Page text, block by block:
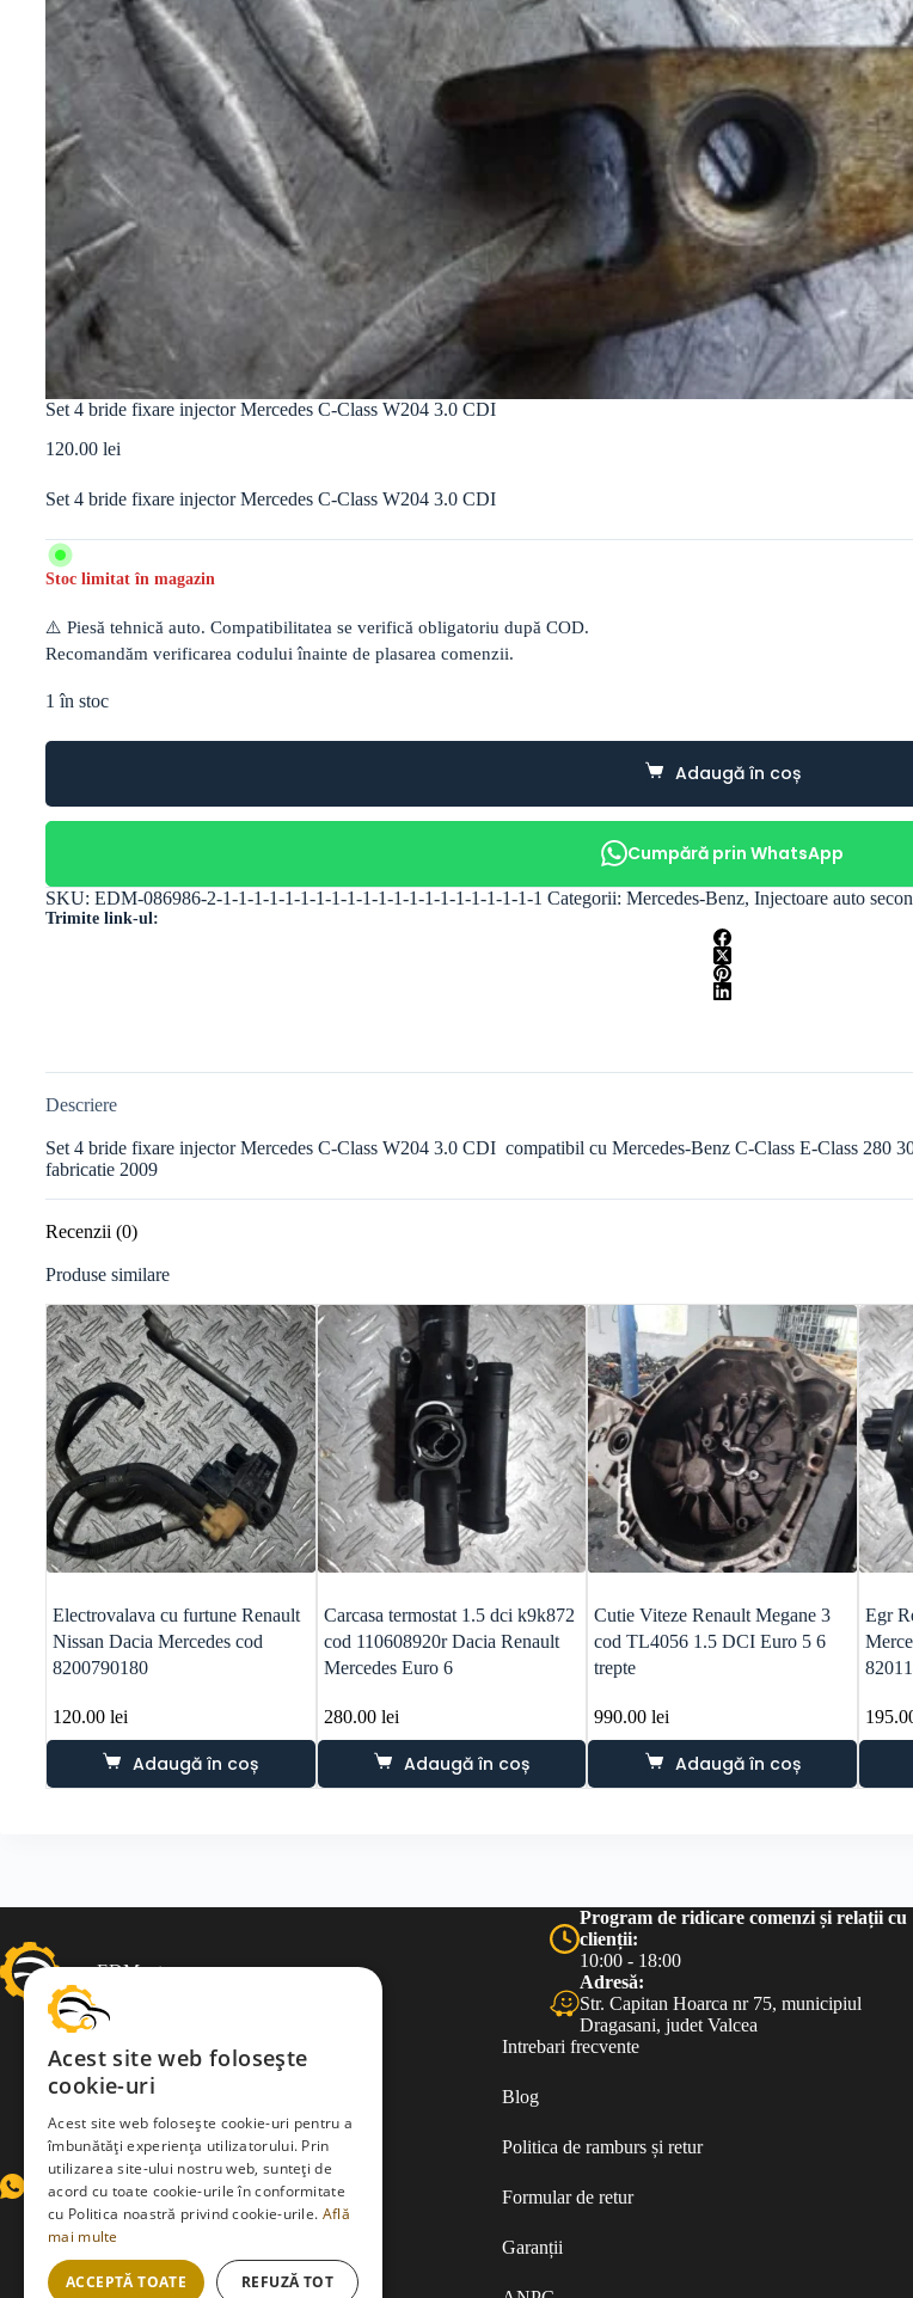
Set 4 bride fixare injector Mercedes C-Class W204 3.0 CDI
120.00 lei
Set 4 bride fixare injector Mercedes C-Class W204 3.0 CDI
Stoc limitat în magazin
⚠️ Piesă tehnică auto. Compatibilitatea se verifică obligatoriu după COD.
Recomandăm verificarea codului înainte de plasarea comenzii.
1 în stoc
Adaugă în coș
Cumpără prin WhatsApp
SKU: EDM-086986-2-1-1-1-1-1-1-1-1-1-1-1-1-1-1-1-1-1-1-1-1-1 Categorii: Mercedes-Benz, Injectoare auto
Trimite link-ul:
Descriere
Set 4 bride fixare injector Mercedes C-Class W204 3.0 CDI compatibil cu Mercedes-Benz C-Class E-Class 280
fabricatie 2009
Recenzii (0)
Produse similare
Electrovalava cu furtune Renault
Nissan Dacia Mercedes cod
8200790180
120.00 lei
Adaugă în coș
Carcasa termostat 1.5 dci k9k872
cod 110608920r Dacia Renault
Mercedes Euro 6
280.00 lei
Adaugă în coș
Cutie Viteze Renault Megane 3
cod TL4056 1.5 DCI Euro 5 6
trepte
990.00lei
Adaugă în coș
Egr
EDMauto.ro
Program de ridicare comenzi și relații cu
clienții:
10:00 - 18:00
Adresă:
Str. Capitan Hoarca nr 75, municipiul
Dragasani, judet Valcea
WhatsApp Facebook
Intrebari frecvente
Blog
Politica de ramburs și retur
Formular de retur
Garanții
Acest site web folosește
cookie-uri
Acest site web folosește cookie-uri pentru a
îmbunătăți experiența utilizatorului. Prin
utilizarea site-ului nostru web, sunteți de
acord cu toate cookie-urile în conformitate
cu Politica noastră privind cookie-urile. Află
mai multe
ACCEPTĂ TOATE REFUZĂ TOT